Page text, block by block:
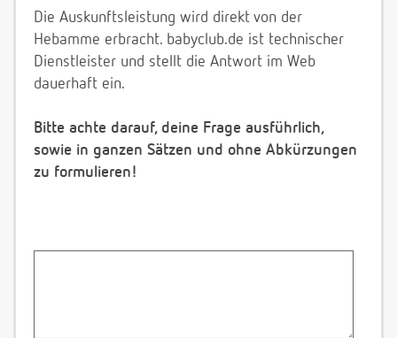
Die Auskunftsleistung wird direkt von der
Hebamme erbracht. babyclub.de ist technischer
Dienstleister und stellt die Antwort im Web
dauerhaft ein.
Bitte achte darauf, deine Frage ausführlich,
sowie in ganzen Sätzen und ohne Abkürzungen
zu formulieren!